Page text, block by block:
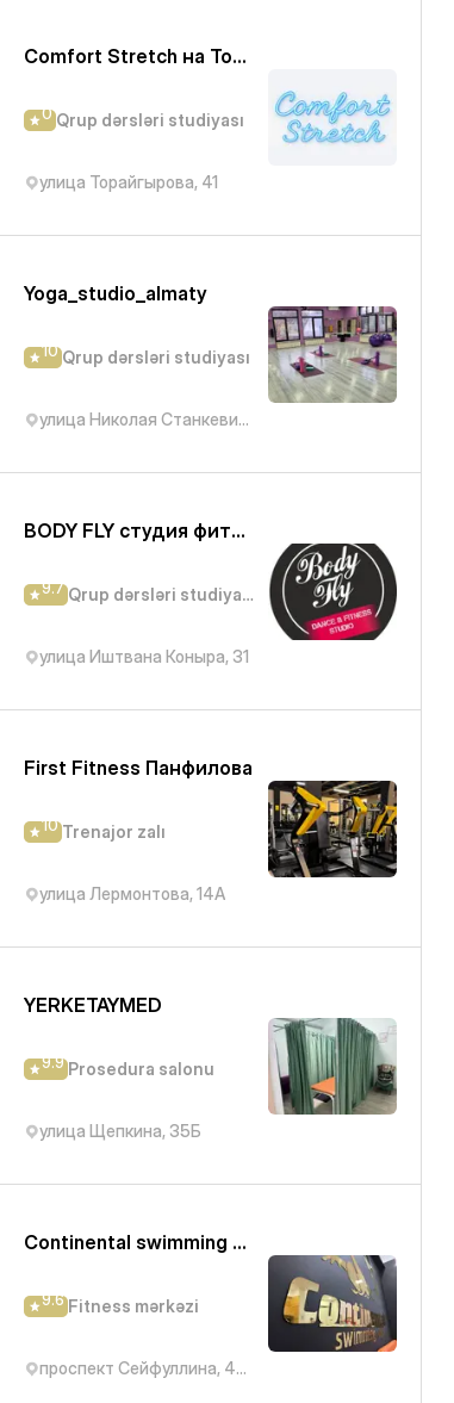
Comfort Stretch на Торайгырова
0 Qrup dərsləri studiyası
улица Торайгырова, 41
Yoga_studio_almaty
10 Qrup dərsləri studiyası
улица Николая Станкевича, 43
BODY FLY студия фитнеса и танцев
9.7 Qrup dərsləri studiyası
улица Иштвана Коныра, 31
First Fitness Панфилова
10 Trenajor zalı
улица Лермонтова, 14А
YERKETAYMED
9.9 Prosedura salonu
улица Щепкина, 35Б
Continental swimming club
9.6 Fitness mərkəzi
​проспект Сейфуллина, 404